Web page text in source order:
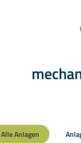
Alle Anlagen